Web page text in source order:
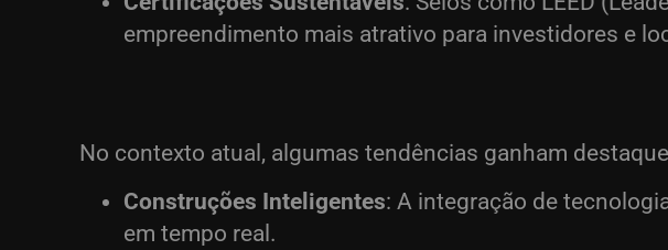
empreendimento mais atrativo para investidores e
No contexto atual, algumas tendências ganham
Construções Inteligentes: A integração de
em tempo real.